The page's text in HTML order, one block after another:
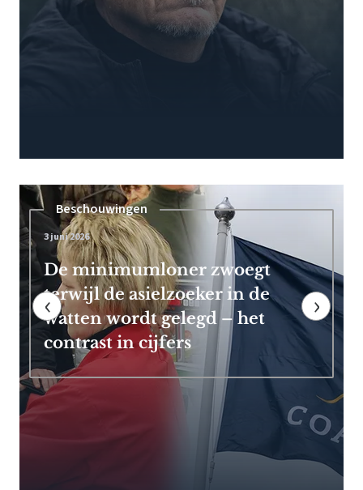
Pensioen
7 mei 2026
Frans Timmermans kan vroeg
met pensioen dankzij royale
EU-uitkering
‹ ›